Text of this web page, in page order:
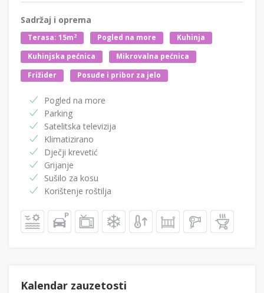
Sadržaj i oprema
Terasa: 15m2 Pogled na more
Kuhinja
Kuhinjska pećnica
Mikrovalna pećnica
Frižider
Posuđe i pribor za jelo
Pogled na more
Parking
Satelitska televizija
Klimatizirano
Dječji krevetić
Grijanje
Sušilo za kosu
Korištenje roštilja
Kalendar zauzetosti